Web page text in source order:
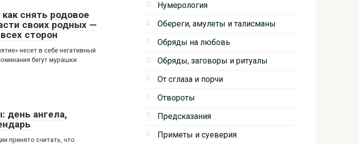
снять родовое
своих родных —
сторон
несет в себе негативный
бегут мурашки
день ангела,
принято считать, что
Нумерология
Обереги, амулеты и талисманы
Обряды на любовь
Обряды, заговоры и ритуалы
От сглаза и порчи
Отвороты
Предсказания
Приметы и суеверия